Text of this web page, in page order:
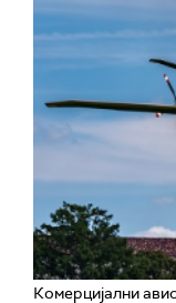
Комерцијални